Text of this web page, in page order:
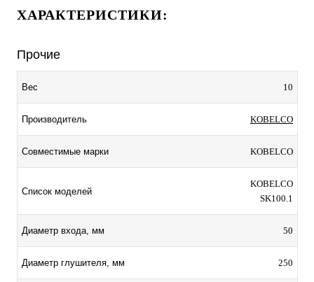
ХАРАКТЕРИСТИКИ:
Прочие
Вес 10
Производитель KOBELCO
Совместимые марки KOBELCO
Список моделей
KOBELCO
SK100.1
Диаметр входа, мм 50
Диаметр глушителя, мм 250